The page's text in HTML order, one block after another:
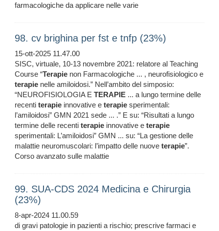
farmacologiche da applicare nelle varie
98. cv brighina per fst e tnfp (23%)
15-ott-2025 11.47.00
SISC, virtuale, 10-13 novembre 2021: relatore al Teaching
Course “Terapie non Farmacologiche ... , neurofisiologico e
terapie nelle amiloidosi.” Nell’ambito del simposio:
“NEUROFISIOLOGIA E TERAPIE ... a lungo termine delle
recenti terapie innovative e terapie sperimentali:
l’amiloidosi” GMN 2021 sede ... .” E su: “Risultati a lungo
termine delle recenti terapie innovative e terapie
sperimentali: L’amiloidosi” GMN ... su: “La gestione delle
malattie neuromuscolari: l’impatto delle nuove terapie”.
Corso avanzato sulle malattie
99. SUA-CDS 2024 Medicina e Chirurgia
(23%)
8-apr-2024 11.00.59
di gravi patologie in pazienti a rischio; prescrive farmaci e